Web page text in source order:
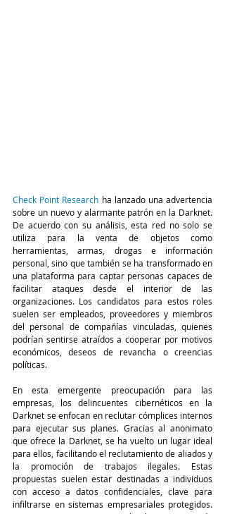
Check Point Research ha lanzado una advertencia
sobre un nuevo y alarmante patrón en la Darknet.
De acuerdo con su análisis, esta red no solo se
utiliza para la venta de objetos como
herramientas, armas, drogas e información
personal, sino que también se ha transformado en
una plataforma para captar personas capaces de
facilitar ataques desde el interior de las
organizaciones. Los candidatos para estos roles
suelen ser empleados, proveedores y miembros
del personal de compañías vinculadas, quienes
podrían sentirse atraídos a cooperar por motivos
económicos, deseos de revancha o creencias
políticas.
En esta emergente preocupación para las
empresas, los delincuentes cibernéticos en la
Darknet se enfocan en reclutar cómplices internos
para ejecutar sus planes. Gracias al anonimato
que ofrece la Darknet, se ha vuelto un lugar ideal
para ellos, facilitando el reclutamiento de aliados y
la promoción de trabajos ilegales. Estas
propuestas suelen estar destinadas a individuos
con acceso a datos confidenciales, clave para
infiltrarse en sistemas empresariales protegidos.